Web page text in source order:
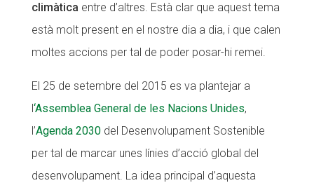
climàtica entre d’altres. Està clar que aquest tema
està molt present en el nostre dia a dia, i que calen
moltes accions per tal de poder posar-hi remei.
El 25 de setembre del 2015 es va plantejar a
l‘Assemblea General de les Nacions Unides,
l’Agenda 2030del Desenvolupament Sostenible
per tal de marcar unes línies d’acció global del
desenvolupament. La idea principal d’aquesta
Missió i valors
Proposta educativa
ACTUALITAT